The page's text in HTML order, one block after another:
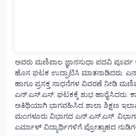
ಅವರು ಮಣಿಪಾಲ ಜ್ಞಾನಸುಧಾ ಪದವಿ
ಹೊಸ ಘಟಕ ಉದ್ಘಾಟಿಸಿ ಮಾತನಾಡಿದರು.
ಹಾಗೂ ಪ್ರಸಕ್ತ ಸಾಧನೆಗಳ ವಿವರಣೆ ನೀಡಿ
ಎನ್.ಎಸ್.ಎಸ್. ಘಟಕಕ್ಕೆ ಶುಭ ಹಾರೈಸಿದರು.
ಅತಿಥಿಯಾಗಿ ಭಾಗವಹಿಸಿದ ಶಾಲಾ ಶಿಕ್ಷಣ
ಮಂಗಳೂರು ವಿಭಾಗದ ಎನ್.ಎಸ್.ಎಸ್.
ಎರ್ಮಾಳ್ ವಿದ್ಯಾರ್ಥಿಗಳಿಗೆ ಪ್ರೋತ್ಸಾಹದ